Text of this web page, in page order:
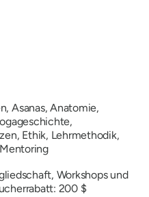
Asanas, Anatomie,
Ethik, Lehrmethodik,
Workshops und
200 $